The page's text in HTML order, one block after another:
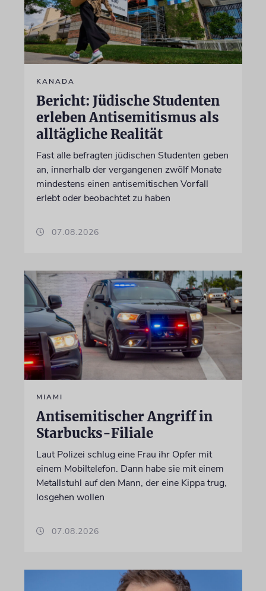
KANADA
Bericht: Jüdische Studenten
erleben Antisemitismus als
alltägliche Realität
Fast alle befragten jüdischen Studenten geben
an, innerhalb der vergangenen zwölf Monate
mindestens einen antisemitischen Vorfall
erlebt oder beobachtet zu haben
07.08.2026
MIAMI
Antisemitischer Angriff in
Starbucks-Filiale
Laut Polizei schlug eine Frau ihr Opfer mit
einem Mobiltelefon. Dann habe sie mit einem
Metallstuhl auf den Mann, der eine Kippa trug,
losgehen wollen
07.08.2026